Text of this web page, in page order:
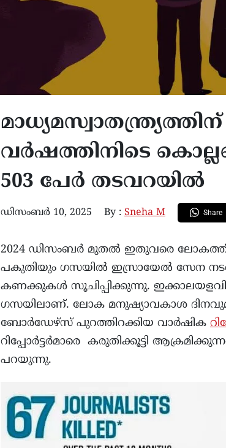
വര്‍ഷത്തിനിടെ
503 പേര്‍ തടവറയില്‍
ഡിസംബർ 10, 2025 By : Sneha M Share
2024 ഡിസംബര്‍ മുതല്‍ ഇതുവരെ ലോകത്ത്
പകുതിയും ഗസയില്‍ ഇസ്രായേല്‍ സേന
കണക്കുകള്‍ സൂചിപ്പിക്കുന്നു.
ഗസയിലാണ്. ലോക മനുഷ്യാവകാശ
ബോര്‍ഡേഴ്സ് പുറത്തിറക്കിയ വാര്‍ഷിക
റിപ്പോർട്ടർമാരെ കരുതിക്കൂട്ടി
പറയുന്നു.